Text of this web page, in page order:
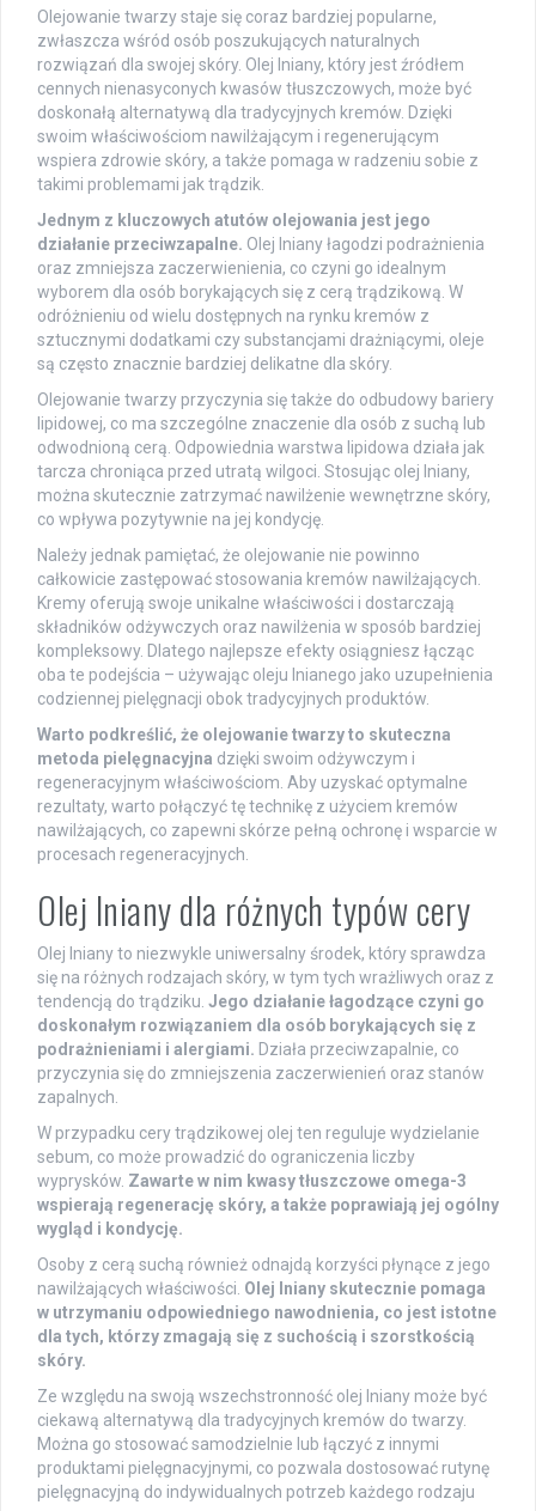
Olejowanie twarzy staje się coraz bardziej popularne,
zwłaszcza wśród osób poszukujących naturalnych
rozwiązań dla swojej skóry. Olej lniany, który jest źródłem
cennych nienasyconych kwasów tłuszczowych, może być
doskonałą alternatywą dla tradycyjnych kremów. Dzięki
swoim właściwościom nawilżającym i regenerującym
wspiera zdrowie skóry, a także pomaga w radzeniu sobie z
takimi problemami jak trądzik.
Jednym z kluczowych atutów olejowania jest jego
działanie przeciwzapalne. Olej lniany łagodzi podrażnienia
oraz zmniejsza zaczerwienienia, co czyni go idealnym
wyborem dla osób borykających się z cerą trądzikową. W
odróżnieniu od wielu dostępnych na rynku kremów z
sztucznymi dodatkami czy substancjami drażniącymi, oleje
są często znacznie bardziej delikatne dla skóry.
Olejowanie twarzy przyczynia się także do odbudowy bariery
lipidowej, co ma szczególne znaczenie dla osób z suchą lub
odwodnioną cerą. Odpowiednia warstwa lipidowa działa jak
tarcza chroniąca przed utratą wilgoci. Stosując olej lniany,
można skutecznie zatrzymać nawilżenie wewnętrzne skóry,
co wpływa pozytywnie na jej kondycję.
Należy jednak pamiętać, że olejowanie nie powinno
całkowicie zastępować stosowania kremów nawilżających.
Kremy oferują swoje unikalne właściwości i dostarczają
składników odżywczych oraz nawilżenia w sposób bardziej
kompleksowy. Dlatego najlepsze efekty osiągniesz łącząc
oba te podejścia – używając oleju lnianego jako uzupełnienia
codziennej pielęgnacji obok tradycyjnych produktów.
Warto podkreślić, że olejowanie twarzy to skuteczna
metoda pielęgnacyjna dzięki swoim odżywczym i
regeneracyjnym właściwościom. Aby uzyskać optymalne
rezultaty, warto połączyć tę technikę z użyciem kremów
nawilżających, co zapewni skórze pełną ochronę i wsparcie w
procesach regeneracyjnych.
Olej lniany dla różnych typów cery
Olej lniany to niezwykle uniwersalny środek, który sprawdza
się na różnych rodzajach skóry, w tym tych wrażliwych oraz z
tendencją do trądziku. Jego działanie łagodzące czyni go
doskonałym rozwiązaniem dla osób borykających się z
podrażnieniami i alergiami. Działa przeciwzapalnie, co
przyczynia się do zmniejszenia zaczerwienień oraz stanów
zapalnych.
W przypadku cery trądzikowej olej ten reguluje wydzielanie
sebum, co może prowadzić do ograniczenia liczby
wyprysków. Zawarte w nim kwasy tłuszczowe omega-3
wspierają regenerację skóry, a także poprawiają jej ogólny
wygląd i kondycję.
Osoby z cerą suchą również odnajdą korzyści płynące z jego
nawilżających właściwości. Olej lniany skutecznie pomaga
w utrzymaniu odpowiedniego nawodnienia, co jest istotne
dla tych, którzy zmagają się z suchością i szorstkością
skóry.
Ze względu na swoją wszechstronność olej lniany może być
ciekawą alternatywą dla tradycyjnych kremów do twarzy.
Można go stosować samodzielnie lub łączyć z innymi
produktami pielęgnacyjnymi, co pozwala dostosować rutynę
pielęgnacyjną do indywidualnych potrzeb każdego rodzaju